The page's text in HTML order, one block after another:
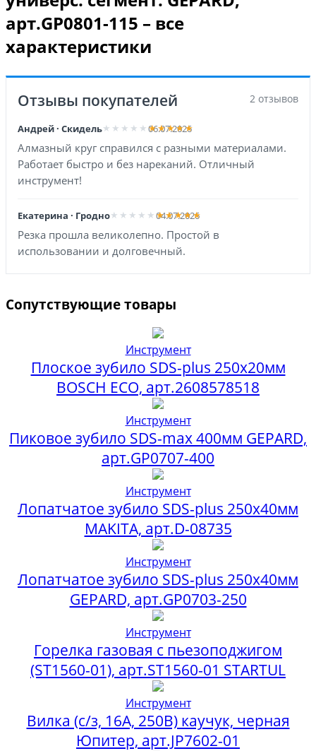
арт.GP0801-115 – все
характеристики
Отзывы покупателей 2 отзывов
Андрей · Скидель 06.07.2026
Алмазный круг справился с разными материалами.
Работает быстро и без нареканий. Отличный
инструмент!
Екатерина · Гродно 04.07.2026
Резка прошла великолепно. Простой в
использовании и долговечный.
Сопутствующие товары
Инструмент
Плоское зубило SDS-plus 250x20мм
BOSCH ECO, арт.2608578518
Инструмент
Пиковое зубило SDS-max 400мм GEPARD,
арт.GP0707-400
Инструмент
Лопатчатое зубило SDS-plus 250х40мм
MAKITA, арт.D-08735
Инструмент
Лопатчатое зубило SDS-plus 250х40мм
GEPARD, арт.GP0703-250
Инструмент
Горелка газовая с пьезоподжигом
(ST1560-01), арт.ST1560-01 STARTUL
Инструмент
Вилка (с/з, 16А, 250В) каучук, черная
Юпитер, арт.JP7602-01